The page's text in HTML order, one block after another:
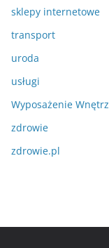
sklepy internetowe
transport
uroda
usługi
Wyposażenie Wnętrz
zdrowie
zdrowie.pl